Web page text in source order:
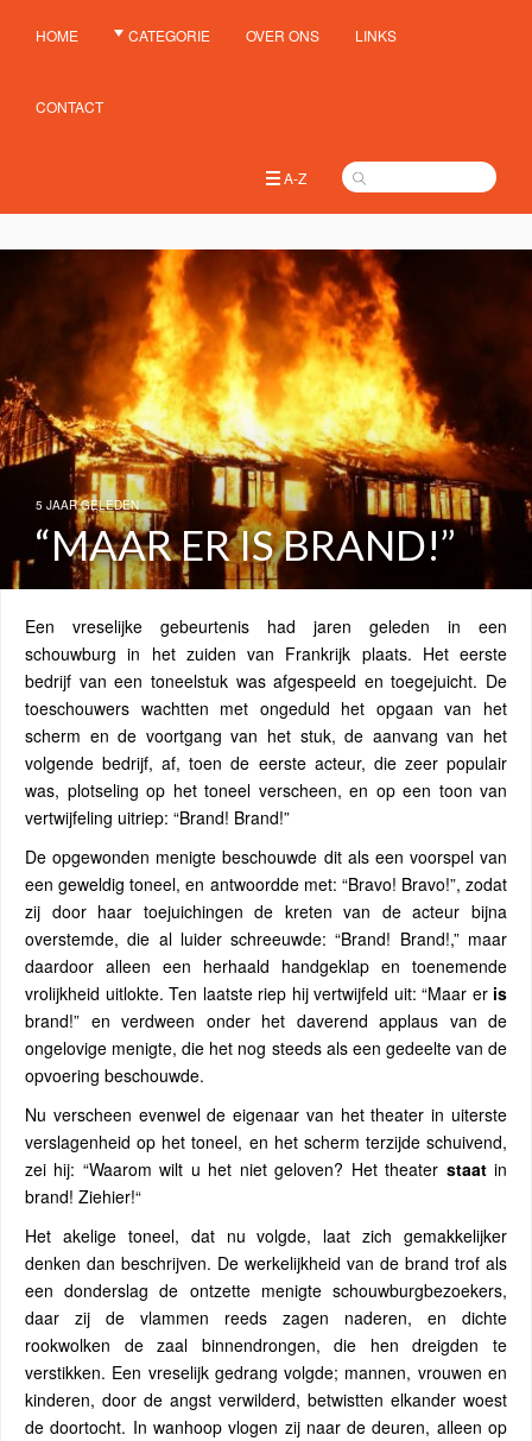
HOME CATEGORIE OVER ONS LINKS
CONTACT
A-Z
5 JAAR GELEDEN
“MAAR ER IS BRAND!”
Een vreselijke gebeurtenis had jaren geleden in een
schouwburg in het zuiden van Frankrijk plaats. Het eerste
bedrijf van een toneelstuk was afgespeeld en toegejuicht. De
toeschouwers wachtten met ongeduld het opgaan van het
scherm en de voortgang van het stuk, de aanvang van het
volgende bedrijf, af, toen de eerste acteur, die zeer populair
was, plotseling op het toneel verscheen, en op een toon van
vertwijfeling uitriep: “Brand! Brand!”
De opgewonden menigte beschouwde dit als een voorspel van
een geweldig toneel, en antwoordde met: “Bravo! Bravo!”, zodat
zij door haar toejuichingen de kreten van de acteur bijna
overstemde, die al luider schreeuwde: “Brand! Brand!,” maar
daardoor alleen een herhaald handgeklap en toenemende
vrolijkheid uitlokte. Ten laatste riep hij vertwijfeld uit: “Maar er is
brand!” en verdween onder het daverend applaus van de
ongelovige menigte, die het nog steeds als een gedeelte van de
opvoering beschouwde.
Nu verscheen evenwel de eigenaar van het theater in uiterste
verslagenheid op het toneel, en het scherm terzijde schuivend,
zei hij: “Waarom wilt u het niet geloven? Het theater staatin
brand! Ziehier!“
Het akelige toneel, dat nu volgde, laat zich gemakkelijker
denken dan beschrijven. De werkelijkheid van de brand trof als
een donderslag de ontzette menigte schouwburgbezoekers,
daar zij de vlammen reeds zagen naderen, en dichte
rookwolken de zaal binnendrongen, die hen dreigden te
verstikken. Een vreselijk gedrang volgde; mannen, vrouwen en
kinderen, door de angst verwilderd, betwistten elkander woest
de doortocht. In wanhoop vlogen zij naar de deuren, alleen op